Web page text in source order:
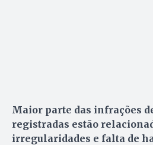
Maior parte das infrações
registradas estão
irregularidades e falta de